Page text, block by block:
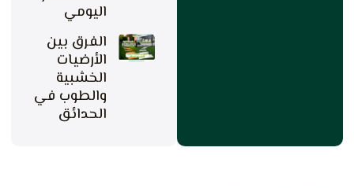
اليومي
الفرق بين
الأرضيات
الخشبية
والطوب في
الحدائق